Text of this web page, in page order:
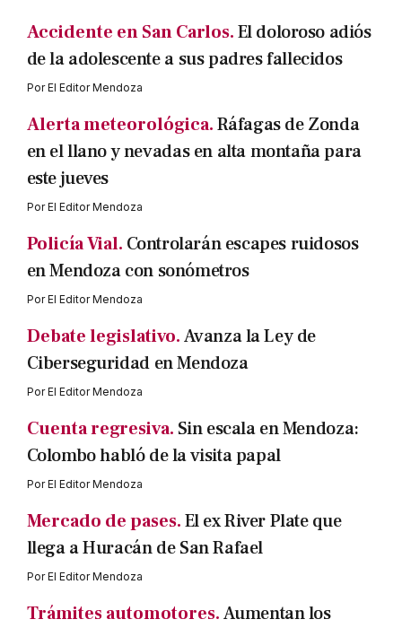
Accidente en San Carlos.El doloroso adiós
de la adolescente a sus padres fallecidos
PorEl Editor Mendoza
Alerta meteorológica.Ráfagas de Zonda
en el llano y nevadas en alta montaña para
este jueves
PorEl Editor Mendoza
Policía Vial. Controlarán escapes ruidosos
en Mendoza con sonómetros
PorEl Editor Mendoza
Debate legislativo.Avanza la Ley de
Ciberseguridad en Mendoza
PorEl Editor Mendoza
Cuenta regresiva. Sin escala en Mendoza:
Colombo habló de la visita papal
PorEl Editor Mendoza
Mercado de pases.El ex River Plate que
llega a Huracán de San Rafael
PorEl Editor Mendoza
Trámites automotores.Aumentan los